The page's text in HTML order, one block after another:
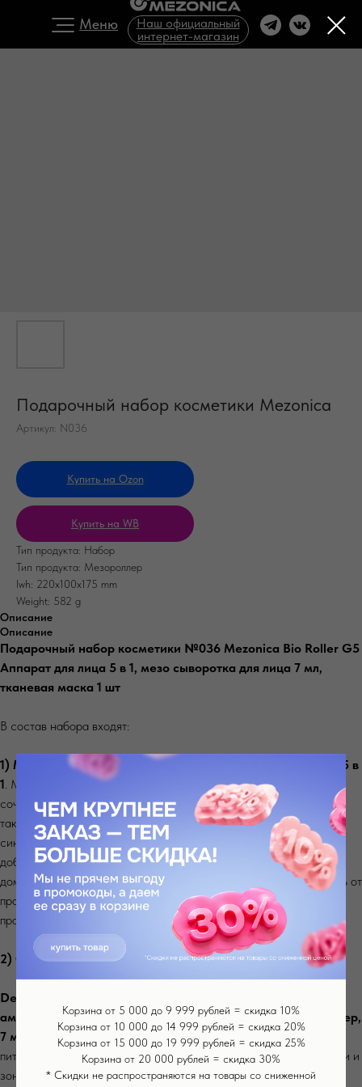
Меню
Наш официальный
интернет-магазин
Подарочный набор косметики Mezonica
Артикул: N036
Купить на Оzon
Купить на WB
Тип продукта: Набор
Тип продукта: Мезороллер
lwh: 220x100x175 mm
Weight: 582 g
Описание
Описание
Подарочный набор косметики №036 Mezonica Bio Roller G5
Аппарат для лица 5 в 1, мезо сыворотка для лица 7 мл,
тканевая маска 1 шт
В состав набора входят:
1) Mezonica Bio Roller G5 Аппарат для лица, тела и волос 5 в
1. Многофункциональный косметический аппарат BioRoller 5G
сочетает в себе технологию микронидлинга с микротоками, а
также - вибромассажа со световой фототерапией (красный и
синий свет). Комбинирование различных техник позволяет
добиться наилучших результатов по уходу за кожей даже в
домашних условиях, а также позволяет снизить чувствительность от
процедур по сравнению с обычным сценарием проведения
процедуры мезотерапии
2) Одна из двух видов ампул:
Desembre Age Activator Ampoule Антивозрастная
ампульная сыворотка для лица под дермапен и мезороллер,
7 мл x 1 шт. Гипоаллергенная, высококонцентрированная
питающая и омолаживающая серум - мезококтейль для лица, шеи и
зоны декольте. Улучшает тонус кожи и разглаживает морщины,
Корзина от 5 000 до 9 999 рублей = скидка 10%
Корзина от 10 000 до 14 999 рублей = скидка 20%
Корзина от 15 000 до 19 999 рублей = скидка 25%
Корзина от 20 000 рублей = скидка 30%
* Скидки не распространяются на товары со сниженной